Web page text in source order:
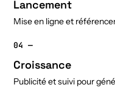
Lancement
Mise en ligne et
04 —
Croissance
Publicité et suivi pour